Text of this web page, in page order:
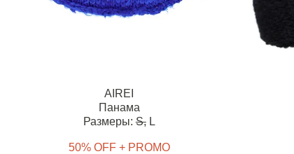
AIREI
Панама
Размеры:S, L
50% OFF + PROMO